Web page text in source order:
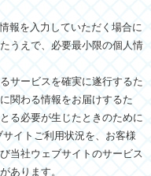
報を入力していただく場合に
うえで、必要最小限の個人情
サービスを確実に遂行するた
関わる情報をお届けするた
る必要が生じたときのために
イトご利用状況を、お客様
当社ウェブサイトのサービス
あります。